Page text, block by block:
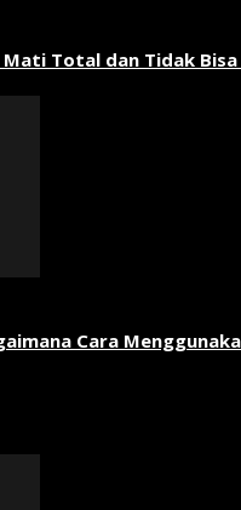
Total dan Tidak
Cara